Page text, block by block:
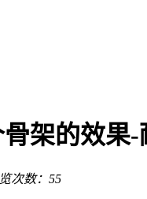
架的效果-
次数：55